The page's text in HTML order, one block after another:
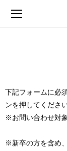
下記フォームに必
ンを押してください
※お問い合わせ対
※新卒の方を含め